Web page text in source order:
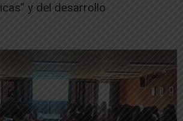
y del desarrollo